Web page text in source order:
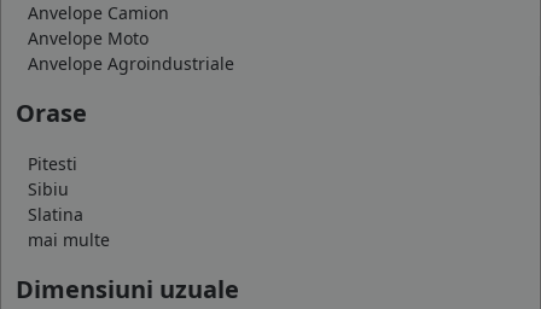
Anvelope Camion
Anvelope Moto
Anvelope Agroindustriale
Orase
Pitesti
Sibiu
Slatina
mai multe
Dimensiuni uzuale